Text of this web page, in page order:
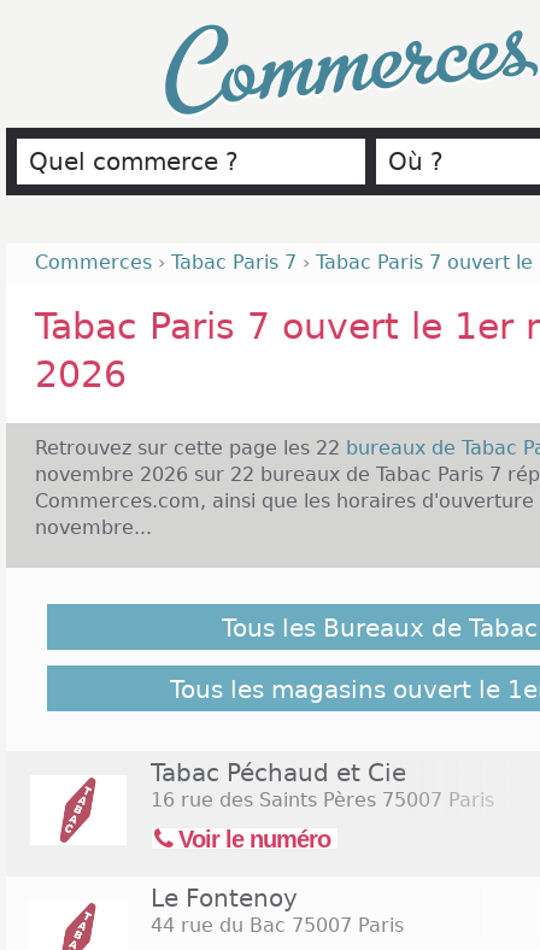
Commerces › Tabac Paris 7 › Tabac Paris 7 ouvert
Tabac Paris 7 ouvert le 1er
2026
Retrouvez sur cette page les 22 bureaux de Tabac
novembre 2026 sur 22 bureaux de Tabac Paris 7
Commerces.com, ainsi que les horaires d'ouverture
novembre...
le 1er novembre 2026 ne soient pas répertoriés ici,
pour retrouver l'ensemble des Tabac Paris 7
22 bureaux de Tabac Paris 7
Tous les Bureaux de
Tous les magasins ouvert le
Tabac Péchaud et Cie
16 rue des Saints Pères 75007 Paris
Voir le numéro
Le Fontenoy
44 rue du Bac 75007 Paris